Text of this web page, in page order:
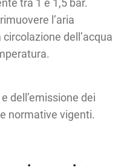
tra 1 e 1,5 bar.
l’aria
dell’acqua
dell’emissione dei
normative vigenti.